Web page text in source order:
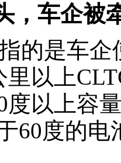
，车企被
的是车
里以上
度以上容
60度的